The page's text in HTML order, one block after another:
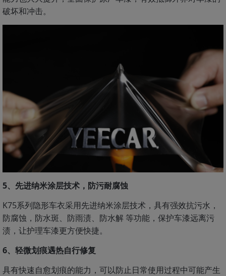
破坏和冲击。
5、先进纳米涂层技术，防污耐腐蚀
K75系列隐形车衣采用先进纳米涂层技术，具有强效抗污水，
防腐蚀，防水斑、防雨渍、防水解 等功能，保护车漆远离污
渍，让护理车漆更方便快捷。
6、轻微划痕遇热自行修复
具有快速自愈划痕的能力，可以防止日常使用过程中可能产生